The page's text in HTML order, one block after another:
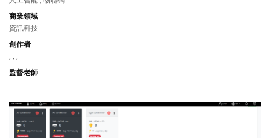
商業領域
資訊科技
創作者
, , ,
監督老師